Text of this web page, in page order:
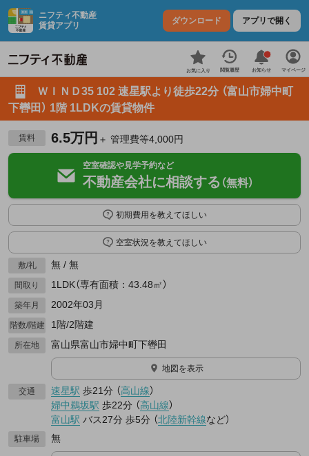
ニフティ不動産
賃貸アプリ
ダウンロード アプリで開く
お気に入り 閲覧履歴 お知らせ マイページ
ＷＩＮＤ35 102 速星駅より徒歩22分 （富山市婦中町
下轡田） 1階 1LDKの賃貸物件
賃料 6.5万円 ＋ 管理費等4,000円
空室確認や見学予約など
不動産会社に相談する （無料）
初期費用を教えてほしい
空室状況を教えてほしい
敷/礼 無 / 無
間取り 1LDK（専有面積：43.48㎡）
築年月 2002年03月
階数/階建 1階/2階建
所在地 富山県富山市婦中町下轡田
地図を表示
交通 速星駅 歩21分 （高山線）
婦中鵜坂駅 歩22分 （高山線）
富山駅 バス27分 歩5分 （北陸新幹線など）
駐車場 無